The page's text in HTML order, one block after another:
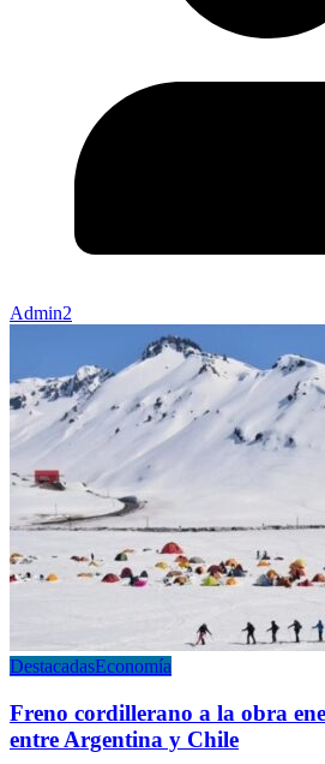
Admin2
DestacadasEconomía
Freno cordillerano a la obra
entre Argentina y Chile